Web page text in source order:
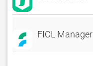
FICL Manager